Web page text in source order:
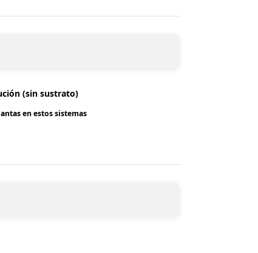
(sin sustrato)
en estos sistemas